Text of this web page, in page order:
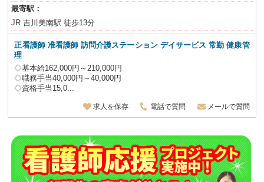
最寄駅：
JR 吉川美南駅 徒歩13分
正看護師 准看護師 訪問介護ステーション デイサービス常勤 健康管
理
◇基本給162,000円～210,000円
◇職務手当40,000円～40,000円
◇資格手当15,0...
求人を保存 電話で質問 メールで質問